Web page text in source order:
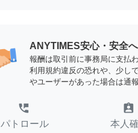
ANYTIMES安心・安全
報酬は取引前に事務局に支払
利用規約違反の恐れや、少し
やユーザーがあった場合は通
perm_phone_msg
パトロール
assignment_ind
本人